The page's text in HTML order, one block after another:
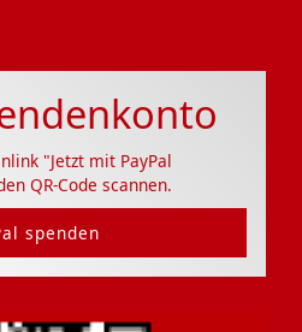
"Jetzt mit PayPal
QR-Code scannen.
spenden